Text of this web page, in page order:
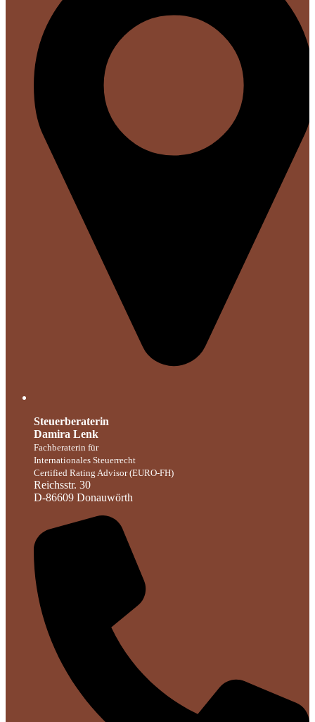
Steuerberaterin
Damira Lenk
Fachberaterin für
Internationales Steuerrecht
Certified Rating Advisor (EURO-FH)
Reichsstr. 30
D-86609 Donauwörth